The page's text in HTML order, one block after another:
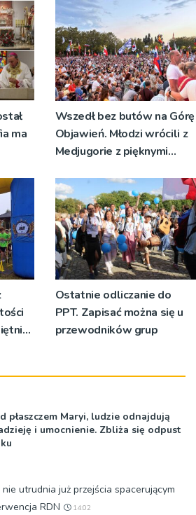
pielgrzymów
ma
Wszedł bez butów na Górę
Objawień. Młodzi wrócili z
Medjugorie z pięknymi
Ostatnie odliczanie do
PPT. Zapisać można się u
przewodników grup
płaszczem Maryi, ludzie odnajdują
i umocnienie. Zbliża się odpust
utrudnia już przejścia spacerującym
RDN
14:02